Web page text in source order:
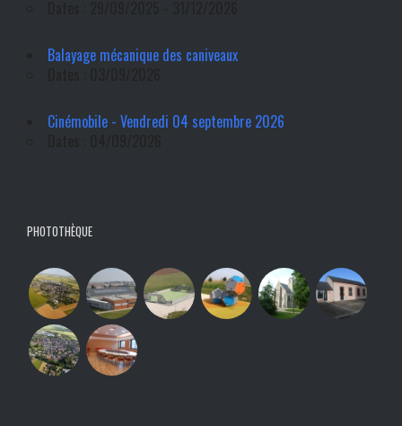
Balayage mécanique des caniveaux
Cinémobile - Vendredi 04 septembre 2026
PHOTOTHÈQUE